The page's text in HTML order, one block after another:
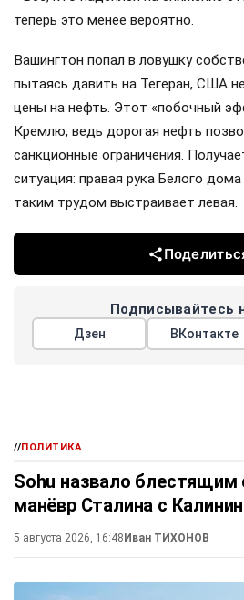
теперь это менее вероятно.
Вашингтон попал в ловушку
пытаясь давить на Тегеран, США
цены на нефть. Этот «побочный
Кремлю, ведь дорогая нефть
санкционные ограничения.
ситуация: правая рука Белого
таким трудом выстраивает левая.
Подписывайтесь
Дзен ВКонтакте
//ПОЛИТИКА
Sohu назвало блестящим
манёвр Сталина с
5 августа 2026, 16:48 Иван ТИХОНОВ